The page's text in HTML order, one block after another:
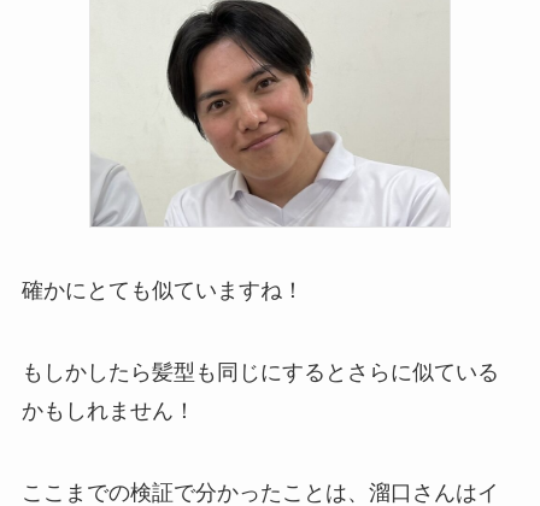
確かにとても似ていますね！
もしかしたら髪型も同じにするとさらに似ている
かもしれません！
ここまでの検証で分かったことは、溜口さんはイ